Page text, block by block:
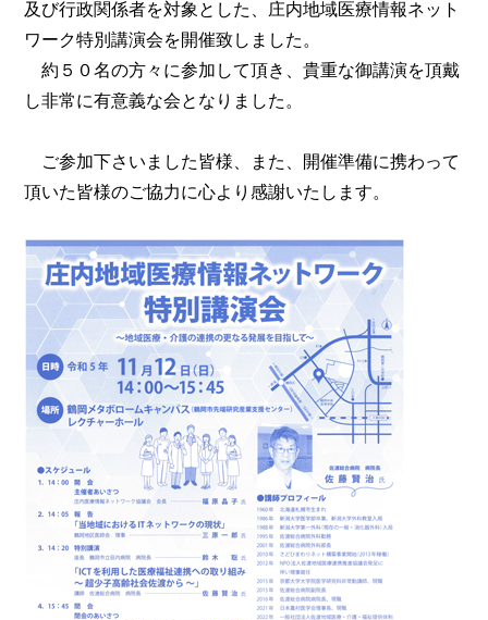
及び行政関係者を対象とした、庄内地域医療情報ネット
ワーク特別講演会を開催致しました。
約５０名の方々に参加して頂き、貴重な御講演を頂戴
し非常に有意義な会となりました。
ご参加下さいました皆様、また、開催準備に携わって
頂いた皆様のご協力に心より感謝いたします。